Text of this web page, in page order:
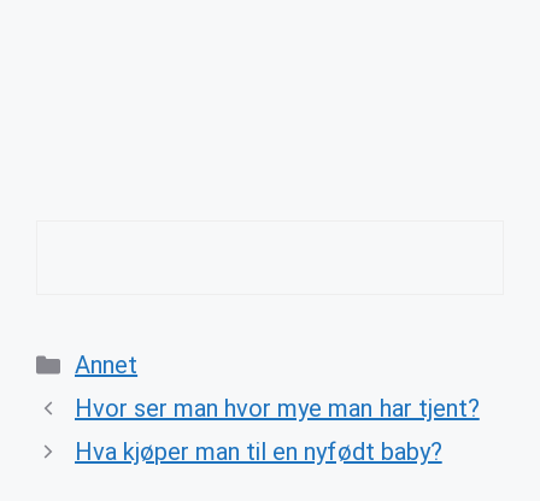
Categories
Annet
Hvor ser man hvor mye man har tjent?
Hva kjøper man til en nyfødt baby?